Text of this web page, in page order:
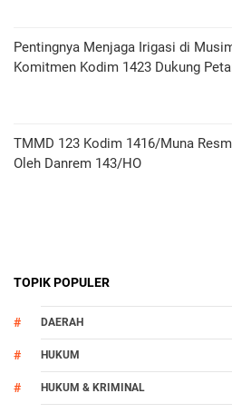
Pentingnya Menjaga Irigasi di
Komitmen Kodim 1423 Dukung
TMMD 123 Kodim 1416/Muna
Oleh Danrem 143/HO
TOPIK POPULER
DAERAH
HUKUM
HUKUM & KRIMINAL